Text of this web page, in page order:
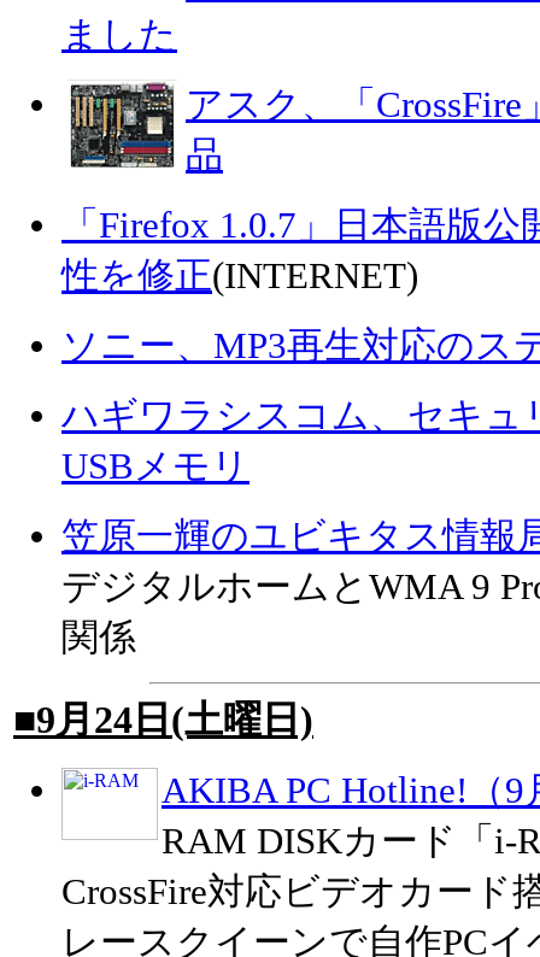
ました
アスク、「
品
「Firefox 1.0.7」日本語版
性を修正(INTERNET)
ソニー、MP3再生対応のス
ハギワラシスコム、セキュ
USBメモリ
笠原一輝のユビキタス情報
デジタルホームとWMA 9
関係
■9月24日(土曜日)
AKIBA PC Hotline!（9
RAM DISKカード「i-
CrossFire対応ビデオカード
レースクイーンで自作PC